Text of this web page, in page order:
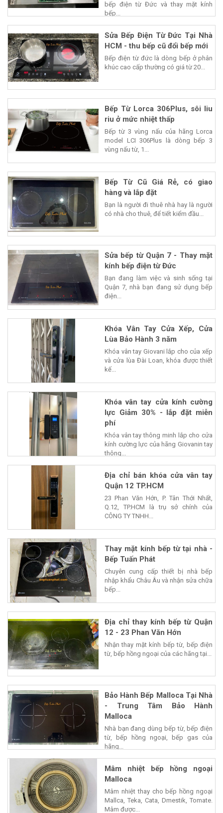
bếp điện từ Đức và thay mặt kính
bếp...
Sửa Bếp Điện Từ Đức Tại Nhà
HCM - thu bếp cũ đổi bếp mới
Bếp điện từ đức là dòng bếp ở phân
khúc cao cấp thường có giá từ 20...
Bếp Từ Lorca 306Plus, sôi liu
riu ở mức nhiệt thấp
Bếp từ 3 vùng nấu của hãng Lorca
model LCI 306Plus là dòng bếp 3
vùng nấu từ, 1...
Bếp Từ Cũ Giá Rẻ, có giao
hàng và lắp đặt
Bạn là người đi thuê nhà hay là người
có nhà cho thuê, để tiết kiểm đầu...
Sửa bếp từ Quận 7 - Thay mặt
kính bếp điện từ Đức
Bạn đang làm việc và sinh sống tại
Quận 7, nhà bạn đang sử dụng bếp
điện...
Khóa Vân Tay Cửa Xếp, Cửa
Lùa Bảo Hành 3 năm
Khóa vân tay Giovani lắp cho của xếp
và cửa lùa Đài Loan, khóa được thiết
kế...
Khóa vân tay cửa kính cường
lực Giảm 30% - lắp đặt miễn
phí
Khóa vân tay thông minh lắp cho cửa
kính cường lực của hãng Giovanin tay
thông...
Địa chỉ bán khóa cửa vân tay
Quận 12 TP.HCM
23 Phan Văn Hớn, P. Tân Thới Nhất,
Q.12, TP.HCM là trụ sở chính của
CÔNG TY TNHH...
Thay mặt kính bếp từ tại nhà -
Bếp Tuấn Phát
Chuyên cung cấp thiết bị nhà bếp
nhập khẩu Châu Âu và nhận sửa chữa
bếp...
Địa chỉ thay kính bếp từ Quận
12 - 23 Phan Văn Hớn
Nhận thay mặt kính bếp từ, bếp điện
từ, bếp hồng ngoại của các hãng tại...
Bảo Hành Bếp Malloca Tại Nhà
- Trung Tâm Bảo Hành
Malloca
Nhà bạn đang dùng bếp từ, bếp điện
từ, bếp hồng ngoại, bếp gas của
hãng...
Mâm nhiệt bếp hồng ngoại
Malloca
Mâm nhiệt thay cho bếp hồng ngoại
Mallca, Teka, Cata, Dmestik, Tomate.
Mâm được...